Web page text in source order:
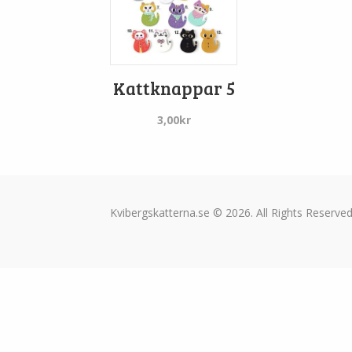
Kattknappar 5
3,00kr
Kvibergskatterna.se © 2026. All Rights